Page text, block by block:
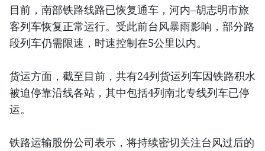
目前，南部铁路线路已恢复通车，河内–胡志明市旅
客列车恢复正常运行。受此前台风暴雨影响，部分路
段列车仍需限速，时速控制在5公里以内。
货运方面，截至目前，共有24列货运列车因铁路积水
被迫停靠沿线各站，其中包括4列南北专线列车已停
运。
铁路运输股份公司表示，将持续密切关注台风过后的